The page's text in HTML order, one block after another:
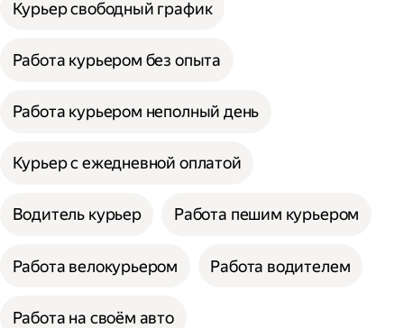
Курьер свободный график
Работа курьером без опыта
Работа курьером неполный день
Курьер с ежедневной оплатой
Водитель курьер Работа пешим курьером
Работа велокурьером Работа водителем
Работа на своём авто